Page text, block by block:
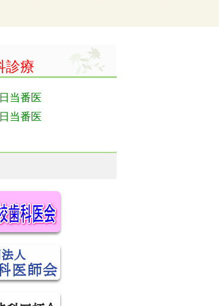
診療
当番医
当番医